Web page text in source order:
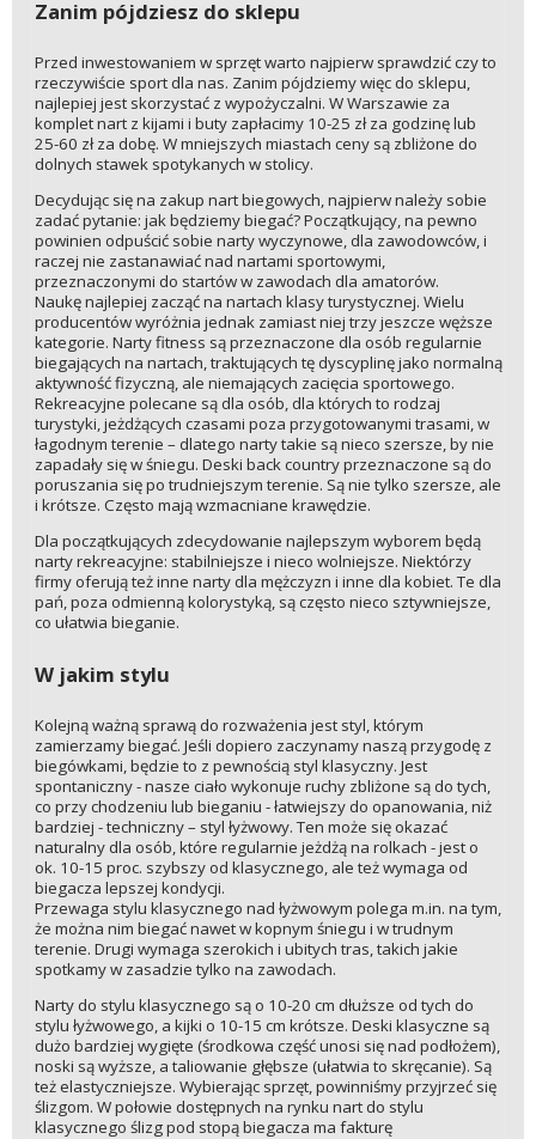
Zanim pójdziesz do sklepu
Przed inwestowaniem w sprzęt warto najpierw sprawdzić czy to
rzeczywiście sport dla nas. Zanim pójdziemy więc do sklepu,
najlepiej jest skorzystać z wypożyczalni. W Warszawie za
komplet nart z kijami i buty zapłacimy 10-25 zł za godzinę lub
25-60 zł za dobę. W mniejszych miastach ceny są zbliżone do
dolnych stawek spotykanych w stolicy.
Decydując się na zakup nart biegowych, najpierw należy sobie
zadać pytanie: jak będziemy biegać? Początkujący, na pewno
powinien odpuścić sobie narty wyczynowe, dla zawodowców, i
raczej nie zastanawiać nad nartami sportowymi,
przeznaczonymi do startów w zawodach dla amatorów.
Naukę najlepiej zacząć na nartach klasy turystycznej. Wielu
producentów wyróżnia jednak zamiast niej trzy jeszcze węższe
kategorie. Narty fitness są przeznaczone dla osób regularnie
biegających na nartach, traktujących tę dyscyplinę jako normalną
aktywność fizyczną, ale niemających zacięcia sportowego.
Rekreacyjne polecane są dla osób, dla których to rodzaj
turystyki, jeżdżących czasami poza przygotowanymi trasami, w
łagodnym terenie – dlatego narty takie są nieco szersze, by nie
zapadały się w śniegu. Deski back country przeznaczone są do
poruszania się po trudniejszym terenie. Są nie tylko szersze, ale
i krótsze. Często mają wzmacniane krawędzie.
Dla początkujących zdecydowanie najlepszym wyborem będą
narty rekreacyjne: stabilniejsze i nieco wolniejsze. Niektórzy
firmy oferują też inne narty dla mężczyzn i inne dla kobiet. Te dla
pań, poza odmienną kolorystyką, są często nieco sztywniejsze,
co ułatwia bieganie.
W jakim stylu
Kolejną ważną sprawą do rozważenia jest styl, którym
zamierzamy biegać. Jeśli dopiero zaczynamy naszą przygodę z
biegówkami, będzie to z pewnością styl klasyczny. Jest
spontaniczny - nasze ciało wykonuje ruchy zbliżone są do tych,
co przy chodzeniu lub bieganiu - łatwiejszy do opanowania, niż
bardziej - techniczny – styl łyżwowy. Ten może się okazać
naturalny dla osób, które regularnie jeżdżą na rolkach - jest o
ok. 10-15 proc. szybszy od klasycznego, ale też wymaga od
biegacza lepszej kondycji.
Przewaga stylu klasycznego nad łyżwowym polega m.in. na tym,
że można nim biegać nawet w kopnym śniegu i w trudnym
terenie. Drugi wymaga szerokich i ubitych tras, takich jakie
spotkamy w zasadzie tylko na zawodach.
Narty do stylu klasycznego są o 10-20 cm dłuższe od tych do
stylu łyżwowego, a kijki o 10-15 cm krótsze. Deski klasyczne są
dużo bardziej wygięte (środkowa część unosi się nad podłożem),
noski są wyższe, a taliowanie głębsze (ułatwia to skręcanie). Są
też elastyczniejsze. Wybierając sprzęt, powinniśmy przyjrzeć się
ślizgom. W połowie dostępnych na rynku nart do stylu
klasycznego ślizg pod stopą biegacza ma fakturę